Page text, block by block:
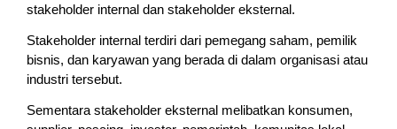
stakeholder internal dan stakeholder eksternal.
Stakeholder internal terdiri dari pemegang saham, pemilik
bisnis, dan karyawan yang berada di dalam organisasi atau
industri tersebut.
Sementara stakeholder eksternal melibatkan konsumen,